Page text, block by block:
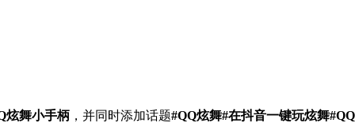
炫舞小手柄 ，并同时添加话题#QQ炫舞#在抖音一键玩炫舞